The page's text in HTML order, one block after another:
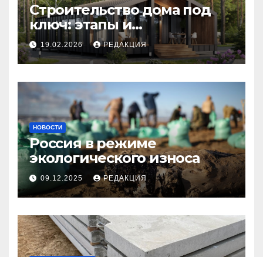
Строительство дома под
ключ: этапы и
планирование бюджета
19.02.2026 РЕДАКЦИЯ
НОВОСТИ
Россия в режиме
экологического износа
09.12.2025 РЕДАКЦИЯ